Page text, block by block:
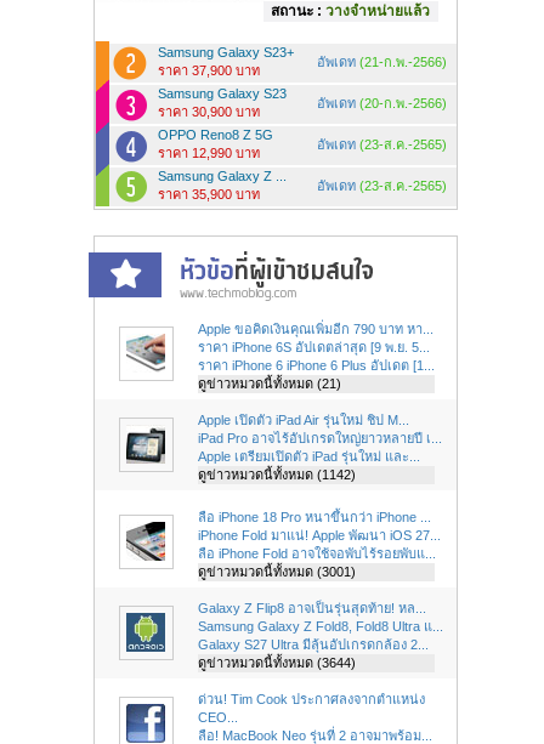
สถานะ : วางจำหน่ายแล้ว
Samsung Galaxy S23+
ราคา 37,900 บาท
อัพเดท (21-ก.พ.-2566)
Samsung Galaxy S23
ราคา 30,900 บาท
อัพเดท (20-ก.พ.-2566)
OPPO Reno8 Z 5G
ราคา 12,990 บาท
อัพเดท (23-ส.ค.-2565)
Samsung Galaxy Z ...
ราคา 35,900 บาท
อัพเดท (23-ส.ค.-2565)
Apple ขอคิดเงินคุณเพิ่มอีก 790 บาท หา...
ราคา iPhone 6S อัปเดตล่าสุด [9 พ.ย. 5...
ราคา iPhone 6 iPhone 6 Plus อัปเดต [1...
ดูข่าวหมวดนี้ทั้งหมด (21)
Apple เปิดตัว iPad Air รุ่นใหม่ ชิป M...
iPad Pro อาจไร้อัปเกรดใหญ่ยาวหลายปี เ...
Apple เตรียมเปิดตัว iPad รุ่นใหม่ และ...
ดูข่าวหมวดนี้ทั้งหมด (1142)
ลือ iPhone 18 Pro หนาขึ้นกว่า iPhone ...
iPhone Fold มาแน่! Apple พัฒนา iOS 27...
ลือ iPhone Fold อาจใช้จอพับไร้รอยพับแ...
ดูข่าวหมวดนี้ทั้งหมด (3001)
Galaxy Z Flip8 อาจเป็นรุ่นสุดท้าย! หล...
Samsung Galaxy Z Fold8, Fold8 Ultra แ...
Galaxy S27 Ultra มีลุ้นอัปเกรดกล้อง 2...
ดูข่าวหมวดนี้ทั้งหมด (3644)
ด่วน! Tim Cook ประกาศลงจากตำแหน่ง
CEO...
ลือ! MacBook Neo รุ่นที่ 2 อาจมาพร้อม...